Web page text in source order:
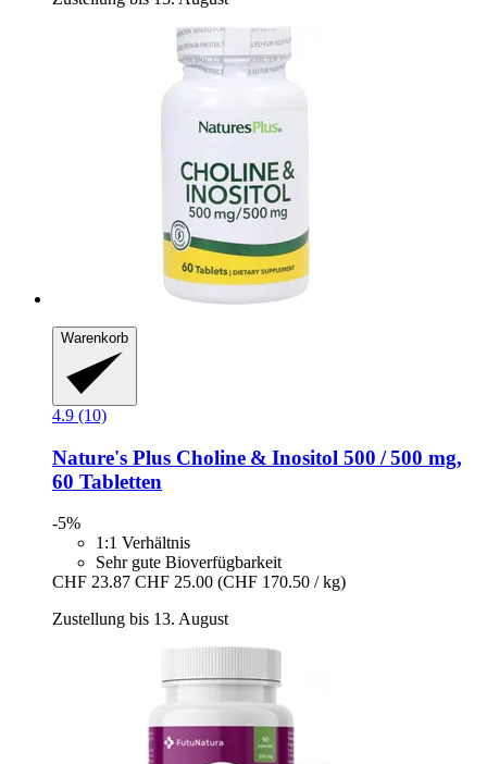
Warenkorb
4.9 (10)
Nature's Plus Choline & Inositol 500 / 500 mg,
60 Tabletten
-5%
1:1 Verhältnis
Sehr gute Bioverfügbarkeit
CHF 23.87 CHF 25.00 (CHF 170.50 / kg)
Zustellung bis 13. August